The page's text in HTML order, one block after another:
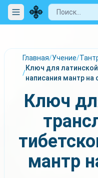
Главная/Учение/
/
Ключ для
написания мантр на
Ключ
мантр